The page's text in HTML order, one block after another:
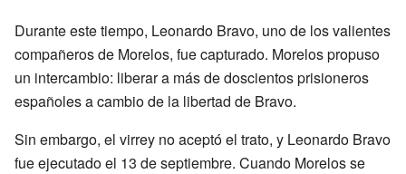
Durante este tiempo, Leonardo Bravo, uno de los valientes
compañeros de Morelos, fue capturado. Morelos propuso
un intercambio: liberar a más de doscientos prisioneros
españoles a cambio de la libertad de Bravo.
Sin embargo, el virrey no aceptó el trato, y Leonardo Bravo
fue ejecutado el 13 de septiembre. Cuando Morelos se